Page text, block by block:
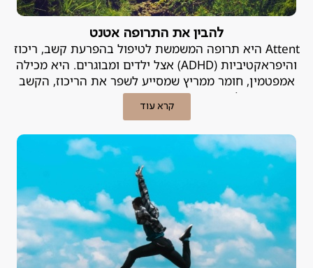
להבין את התרופה אטנט
Attent היא תרופה המשמשת לטיפול בהפרעת קשב, ריכוז
והיפראקטיביות (ADHD) אצל ילדים ומבוגרים. היא מכילה
אמפטמין, חומר ממריץ שמסייע לשפר את הריכוז, הקשב
והשליטה בדחפים. פסיכיאטר פרטי מסביר.
קרא עוד